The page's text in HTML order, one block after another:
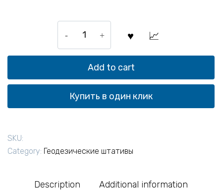
алюминиевый
на
клипсах
ADA
Light
quantity
Add to cart
Купить в один клик
SKU:
Category: Геодезические штативы
Description Additional information